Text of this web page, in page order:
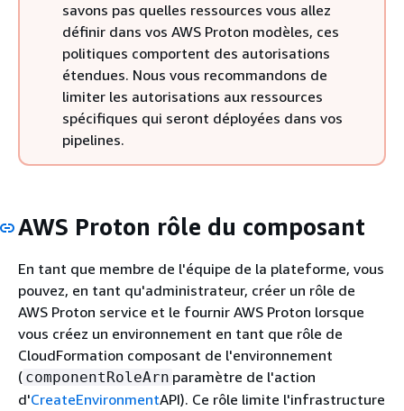
savons pas quelles ressources vous allez
définir dans vos AWS Proton modèles, ces
politiques comportent des autorisations
étendues. Nous vous recommandons de
limiter les autorisations aux ressources
spécifiques qui seront déployées dans vos
pipelines.
AWS Proton rôle du composant
En tant que membre de l'équipe de la plateforme, vous
pouvez, en tant qu'administrateur, créer un rôle de
AWS Proton service et le fournir AWS Proton lorsque
vous créez un environnement en tant que rôle de
CloudFormation composant de l'environnement
( componentRoleArn paramètre de l'action
d'CreateEnvironmentAPI). Ce rôle limite l'infrastructure